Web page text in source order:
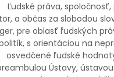
Ľudské práva, spoločnosť,
a občas za slobodou
pre oblasť ľudských
s orientáciou na
osvedčené ľudské
Ústavy,